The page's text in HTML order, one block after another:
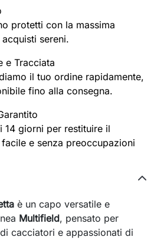
protetti con la massima
sereni.
e Tracciata
il tuo ordine rapidamente,
fino alla consegna.
14 giorni per restituire il
e senza preoccupazioni
è un capo versatile e
Multifield, pensato per
cacciatori e appassionati di